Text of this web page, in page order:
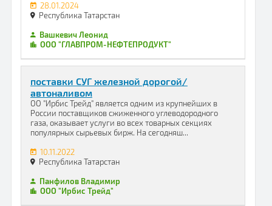
28.01.2024
Республика Татарстан
Вашкевич Леонид
ООО "ГЛАВПРОМ-НЕФТЕПРОДУКТ"
поставки СУГ железной дорогой/
автоналивом
ОО "Ирбис Трейд" является одним из крупнейших в
России поставщиков сжиженного углеводородного
газа, оказывает услуги во всех товарных секциях
популярных сырьевых бирж. На сегодняш...
10.11.2022
Республика Татарстан
Панфилов Владимир
ООО "Ирбис Трейд"